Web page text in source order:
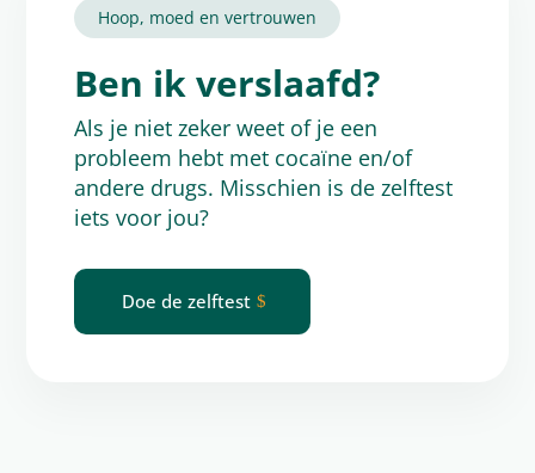
Hoop, moed en vertrouwen
Ben ik verslaafd?
Als je niet zeker weet of je een
probleem hebt met cocaïne en/of
andere drugs. Misschien is dezelftest
iets voor jou?
Doe de zelftest